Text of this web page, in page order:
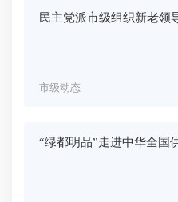
民主党派市级组织新老领
市级动态
“绿都明品”走进中华全国